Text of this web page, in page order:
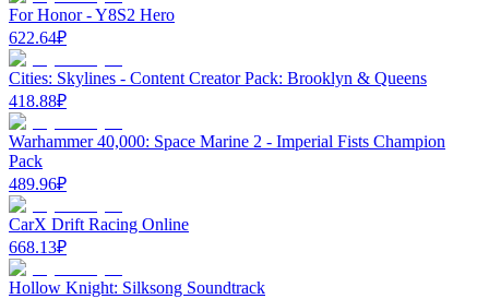
For Honor - Y8S2 Hero
622.64₽
Cities: Skylines - Content Creator Pack: Brooklyn & Queens
418.88₽
Warhammer 40,000: Space Marine 2 - Imperial Fists Champion
Pack
489.96₽
CarX Drift Racing Online
668.13₽
Hollow Knight: Silksong Soundtrack